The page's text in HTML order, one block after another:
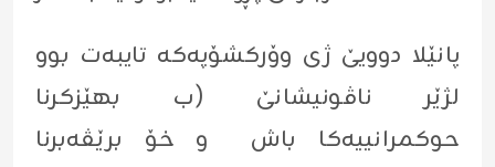
پانێلا دوویێ ژى وۆركشۆپه‌كه‌ تایبه‌ت بوو
لژێر ناڤونیشانێ (ب بهێزكرنا
حوكمرانییه‌كا باش و خۆ برێڤه‌برنا